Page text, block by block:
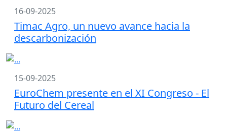
16-09-2025
Timac Agro, un nuevo avance hacia la
descarbonización
15-09-2025
EuroChem presente en el XI Congreso - El
Futuro del Cereal